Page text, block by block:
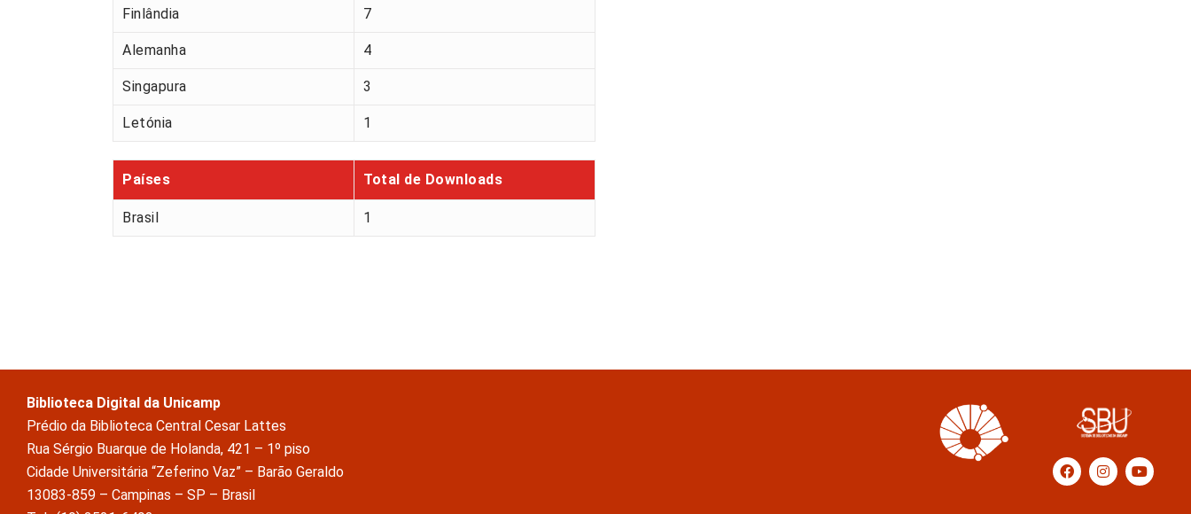
Finlândia 7
Alemanha 4
Singapura 3
Letónia 1
Países Total de Downloads
Brasil 1
Biblioteca Digital da Unicamp
Prédio da Biblioteca Central Cesar Lattes
Rua Sérgio Buarque de Holanda, 421 – 1º piso
Cidade Universitária “Zeferino Vaz” – Barão Geraldo
13083-859 – Campinas – SP – Brasil